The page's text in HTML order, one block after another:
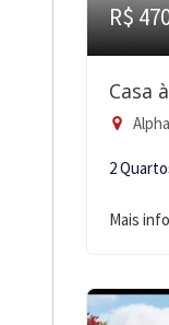
R$
Casa
2
Mais